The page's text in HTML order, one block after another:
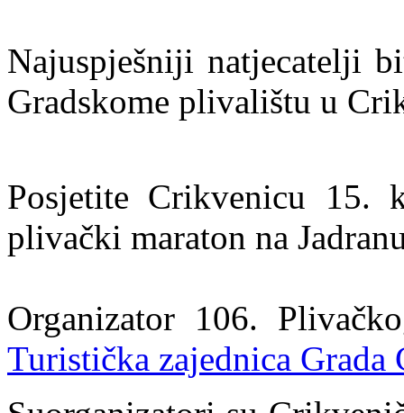
Najuspješniji natjecatelji
Gradskome plivalištu u
Posjetite Crikvenicu 15.
plivački maraton na
Organizator 106.
Turistička zajednica Grada